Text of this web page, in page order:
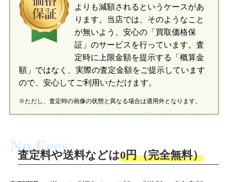
指定の口座に即日入金可能です。
買取の流れ 写真の撮影方法
当店に査定したおもちゃがご到着後、ご
指定の口座に即日入金可能です。
初めての方へ LINE査定の流れ 写真の撮影方法
よりも減額されるというケースがあ
ります。当店では、そのようなこと
が無いよう、安心の「買取価格保
証」のサービスを行っています。査
定時に上限金額を提示する「概算金
額」ではなく、実際の査定金額をご提示しています
ので、安心してご利用いただけます。
※ただし、査定時の画像の状態と異なる場合は適用外となります。
No Fees
査定料や送料などは0円（完全無料）